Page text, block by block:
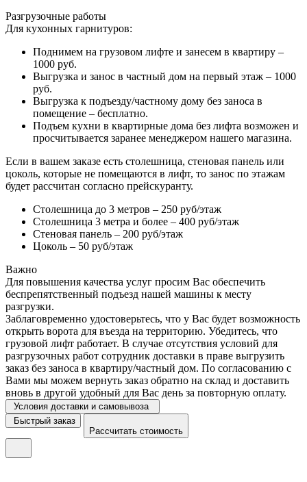
Разгрузочные работы
Для кухонных гарнитуров:
Поднимем на грузовом лифте и занесем в квартиру –
1000 руб.
Выгрузка и занос в частный дом на первый этаж – 1000
руб.
Выгрузка к подъезду/частному дому без заноса в
помещение – бесплатно.
Подъем кухни в квартирные дома без лифта возможен и
просчитывается заранее менеджером нашего магазина.
Если в вашем заказе есть столешница, стеновая панель или
цоколь, которые не помещаются в лифт, то занос по этажам
будет рассчитан согласно прейскуранту.
Столешница до 3 метров – 250 руб/этаж
Столешница 3 метра и более – 400 руб/этаж
Стеновая панель – 200 руб/этаж
Цоколь – 50 руб/этаж
Важно
Для повышения качества услуг просим Вас обеспечить
беспрепятственный подъезд нашей машины к месту
разгрузки.
Заблаговременно удостоверьтесь, что у Вас будет возможность
открыть ворота для въезда на территорию. Убедитесь, что
грузовой лифт работает. В случае отсутствия условий для
разгрузочных работ сотрудник доставки в праве выгрузить
заказ без заноса в квартиру/частный дом. По согласованию с
Вами мы можем вернуть заказ обратно на склад и доставить
вновь в другой удобный для Вас день за повторную оплату.
Условия доставки и самовывоза
Быстрый заказ
Рассчитать стоимость